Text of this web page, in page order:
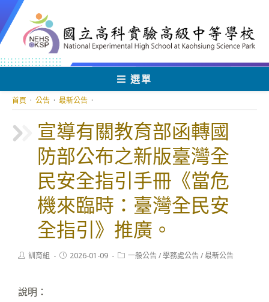
轉
至
要
容
選單
宣導有關教育部函轉國
防部公布之新版臺灣全
民安全指引手冊《當危
機來臨時：臺灣全民安
全指引》推廣。
首頁 · 公告 · 最新公告 ·
Post訓育組
Post2026-01-09
Post一般公告/學務處公告/最新公告
說明：